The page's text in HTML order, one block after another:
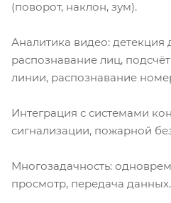
(поворот, наклон, зум).
Аналитика видео: детекция
распознавание лиц,
линии, распознавание
Интеграция с системами
сигнализации, пожарной
Многозадачность:
просмотр, передача данных.